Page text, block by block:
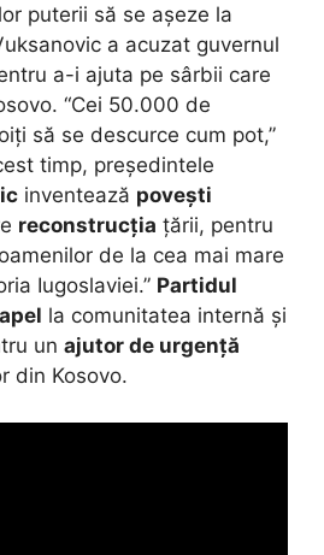
puterii să se așeze la
a acuzat guvernul
a-i ajuta pe sârbii care
“Cei 50.000 de
să se descurce cum pot,”
timp, președintele
inventează povești
reconstrucția țării, pentru
de la cea mai mare
Iugoslaviei.” Partidul
apel la comunitatea internă și
un ajutor de urgență
din Kosovo.